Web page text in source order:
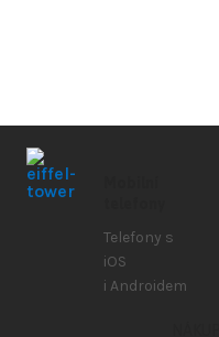
Telefony s
iOS
i Androidem